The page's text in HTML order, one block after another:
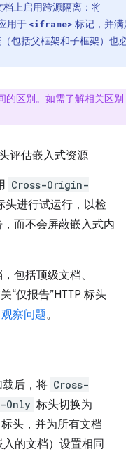
上启用跨源隔离：将
用于 <iframe> 标记，并满
包括父框架和子框架）也
的区别。如需了解相关区
评估嵌入式资源
Cross-Origin-
头进行试运行，以检
而不会屏蔽嵌入式内
包括顶级文档、
“仅报告”HTTP 标头
察问题。
后，将 Cross-
Only 标头切换为
标头，并为所有文档
的文档）设置相同